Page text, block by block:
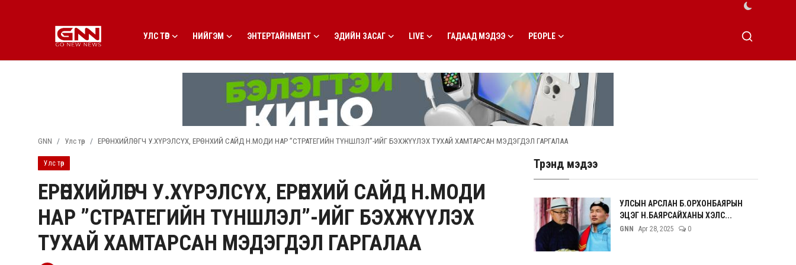
УЛС ТӨР НИЙГЭМ ЭНТЕРТАЙНМЕНТ ЭДИЙН ЗАСАГ LIVE ГАДААД МЭДЭЭ PEOPLE
GNN Улс төр ЕРӨНХИЙЛӨГЧ У.ХҮРЭЛСҮХ, ЕРӨНХИЙ САЙД Н.МОДИ НАР ”СТРАТЕГИЙН ТҮНШЛЭЛ”-ИЙГ БЭХЖҮҮЛЭХ ТУХАЙ ХАМТАРСАН МЭДЭГДЭЛ ГАРГАЛАА
Улс төр
ЕРӨНХИЙЛӨГЧ У.ХҮРЭЛСҮХ, ЕРӨНХИЙ САЙД Н.МОДИ
НАР ”СТРАТЕГИЙН ТҮНШЛЭЛ”-ИЙГ БЭХЖҮҮЛЭХ
ТУХАЙ ХАМТАРСАН МЭДЭГДЭЛ ГАРГАЛАА
Трэнд мэдээ
УЛСЫН АРСЛАН Б.ОРХОНБАЯРЫН
ЭЦЭГ Н.БАЯРСАЙХАНЫ ХЭЛС...
GNN Apr 28, 2025 0